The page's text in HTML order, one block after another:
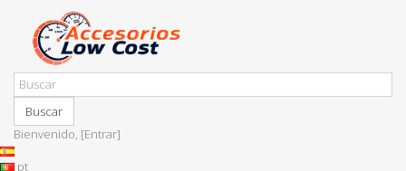
Buscar
Bienvenido, [Entrar]
pt